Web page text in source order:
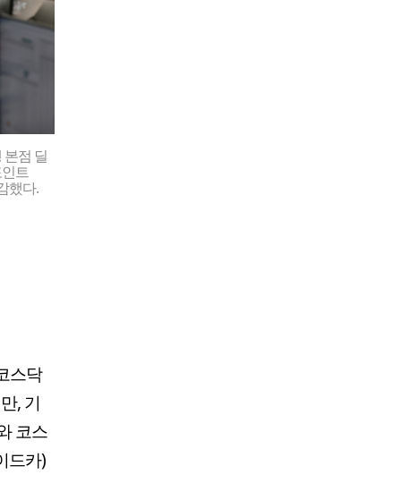
점 딜
트
했다.
스닥
, 기
코스
드카)